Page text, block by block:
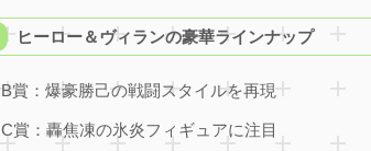
ヒーロー＆ヴィランの豪華ラインナップ
B賞：爆豪勝己の戦闘スタイルを再現
C賞：轟焦凍の氷炎フィギュアに注目